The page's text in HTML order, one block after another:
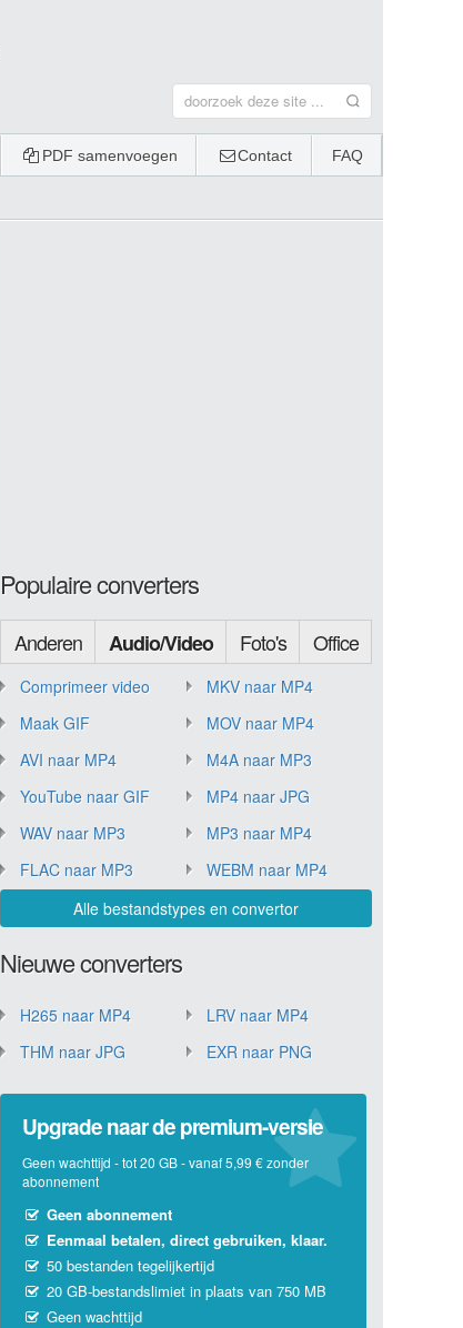
PDF samenvoegen Contact FAQ
Populaire converters
Anderen Audio/Video Foto's Office
Comprimeer video
MKV naar MP4
Maak GIF
MOV naar MP4
AVI naar MP4
M4A naar MP3
YouTube naar GIF
MP4 naar JPG
WAV naar MP3
MP3 naar MP4
FLAC naar MP3
WEBM naar MP4
Alle bestandstypes en convertor
Nieuwe converters
H265 naar MP4
LRV naar MP4
THM naar JPG
EXR naar PNG
Upgrade naar de premium-versie
Geen wachttijd - tot 20 GB - vanaf 5,99 € zonder
abonnement
Geen abonnement
Eenmaal betalen, direct gebruiken, klaar.
50 bestanden tegelijkertijd
20 GB-bestandslimiet in plaats van 750 MB
Geen wachttijd